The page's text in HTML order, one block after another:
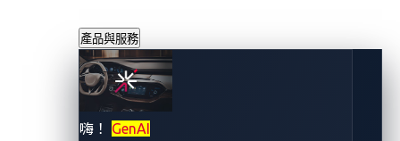
產品與服務
嗨！ GenAI